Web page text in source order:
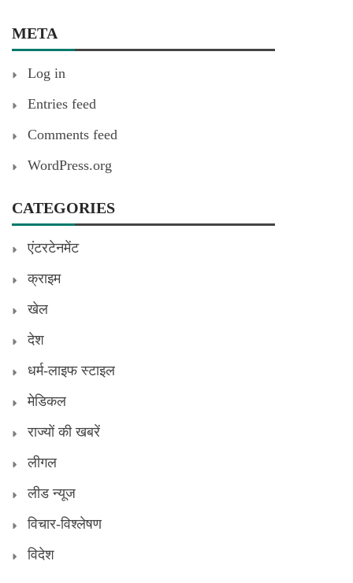
META
Log in
Entries feed
Comments feed
WordPress.org
CATEGORIES
एंटरटेनमेंट
क्राइम
खेल
देश
धर्म-लाइफ स्टाइल
मेडिकल
राज्यों की खबरें
लीगल
लीड न्यूज
विचार-विश्लेषण
विदेश